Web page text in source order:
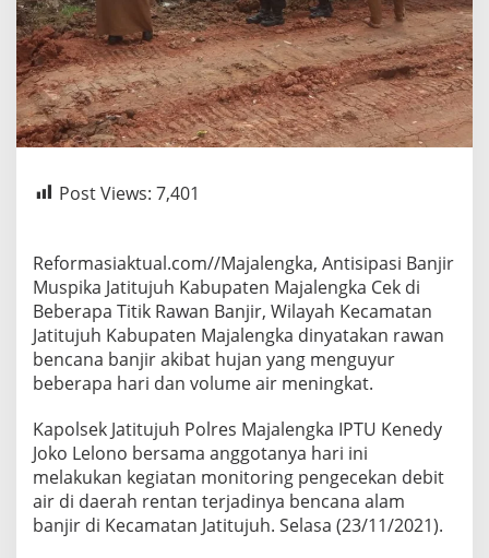
Post Views: 7,401
Reformasiaktual.com//Majalengka, Antisipasi Banjir
Muspika Jatitujuh Kabupaten Majalengka Cek di
Beberapa Titik Rawan Banjir, Wilayah Kecamatan
Jatitujuh Kabupaten Majalengka dinyatakan rawan
bencana banjir akibat hujan yang menguyur
beberapa hari dan volume air meningkat.
Kapolsek Jatitujuh Polres Majalengka IPTU Kenedy
Joko Lelono bersama anggotanya hari ini
melakukan kegiatan monitoring pengecekan debit
air di daerah rentan terjadinya bencana alam
banjir di Kecamatan Jatitujuh. Selasa (23/11/2021).